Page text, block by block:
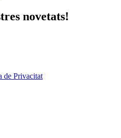
novetats!
de Privacitat